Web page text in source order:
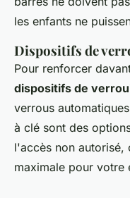
les enfants ne
Dispositifs de
Pour renforcer
dispositifs de
verrous
à clé sont des
l'accès non autorisé,
maximale pour votre